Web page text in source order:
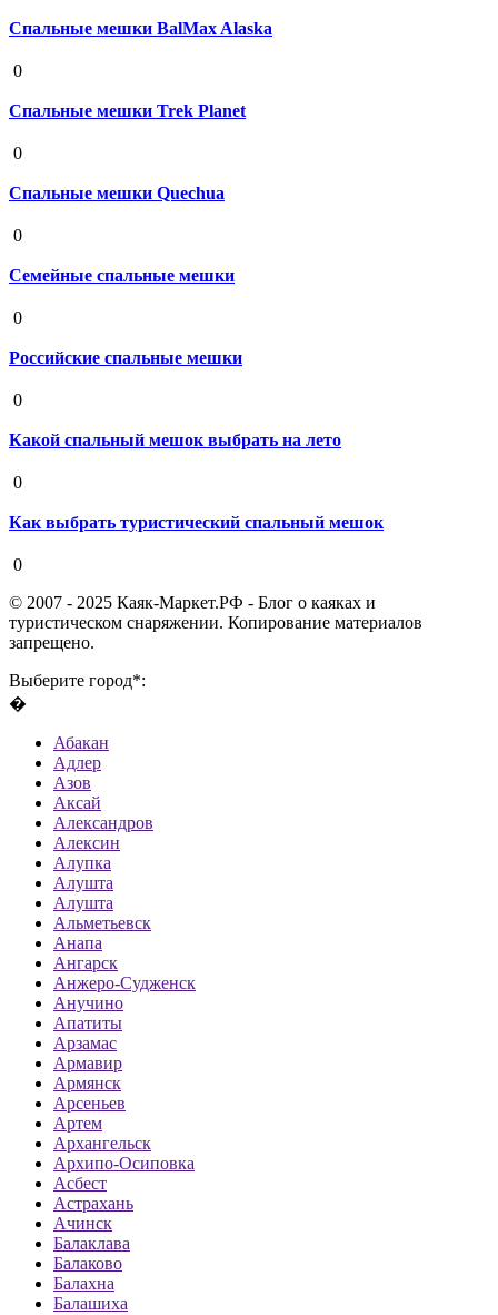
Спальные мешки BalMax Alaska
0
Спальные мешки Trek Planet
0
Спальные мешки Quechua
0
Семейные спальные мешки
0
Российские спальные мешки
0
Какой спальный мешок выбрать на лето
0
Как выбрать туристический спальный мешок
0
© 2007 - 2025 Каяк-Маркет.РФ - Блог о каяках и
туристическом снаряжении. Копирование материалов
запрещено.
Выберите город*:
�
Абакан
Адлер
Азов
Аксай
Александров
Алексин
Алупка
Алушта
Алушта
Альметьевск
Анапа
Ангарск
Анжеро-Судженск
Анучино
Апатиты
Арзамас
Армавир
Армянск
Арсеньев
Артем
Архангельск
Архипо-Осиповка
Асбест
Астрахань
Ачинск
Балаклава
Балаково
Балахна
Балашиха